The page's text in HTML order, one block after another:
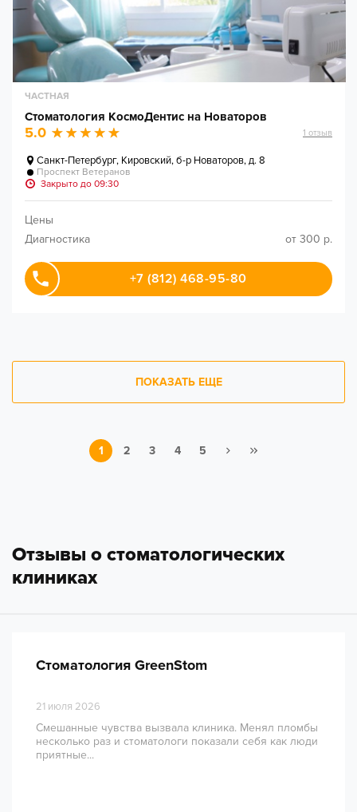
ЧАСТНАЯ
Стоматология КосмоДентис на Новаторов
5.0 1 отзыв
Санкт-Петербург, Кировский, б-р Новаторов, д. 8
Проспект Ветеранов
Закрыто до 09:30
Цены
Диагностика
от 300 р.
+7 (812) 468-95-80
ПОКАЗАТЬ ЕЩЕ
1 2 3 4 5
Отзывы о стоматологических
клиниках
Стоматология GreenStom
21 июля 2026
Смешанные чувства вызвала клиника. Менял пломбы
несколько раз и стоматологи показали себя как люди
приятные...